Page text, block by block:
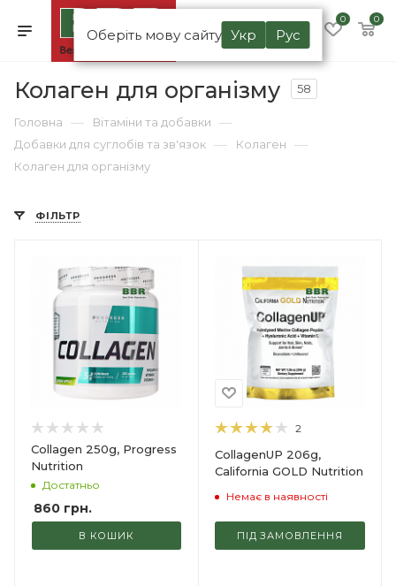
Оберіть мову сайту Укр Рус
0 0
Колаген для організму 58
Головна — Вітаміни та добавки —
Добавки для суглобів та зв'язок — Колаген —
Колаген для організму
ФІЛЬТР
Collagen 250g, Progress
Nutrition
Достатньо
860 грн.
В КОШИК
2
CollagenUP 206g,
California GOLD Nutrition
Немає в наявності
ПІД ЗАМОВЛЕННЯ